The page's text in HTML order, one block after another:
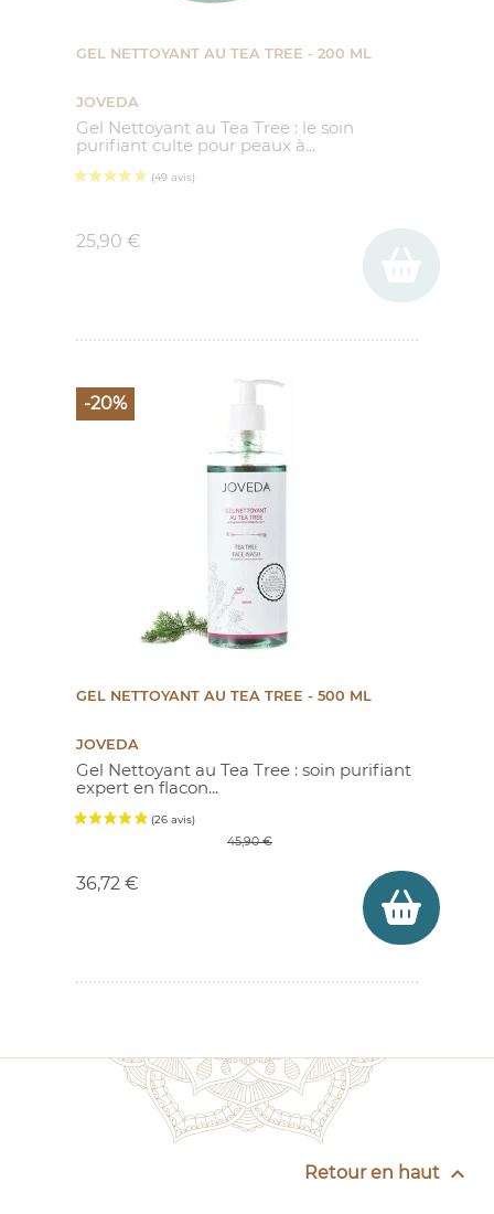
GEL NETTOYANT AU TEA TREE - 200 ML
JOVEDA
Gel Nettoyant au Tea Tree : le soin
purifiant culte pour peaux à...
(49 avis)
25,90 €
GEL NETTOYANT AU TEA TREE - 500 ML
JOVEDA
Gel Nettoyant au Tea Tree : soin purifiant
expert en flacon...
Prix de base
36,72 €
45,90 €
-20%
Retour en haut 